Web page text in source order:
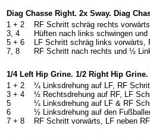
Diag Chasse Right. 2x Sway. Diag
1 + 2
3, 4
5 + 6
7, 8
RF Schritt schräg rechts
Hüften nach links schwingen
LF Schritt schräg links vorwärts,
RF Schritt nach rechts und ½
1/4 Left Hip Grine. 1/2 Right Hip
1 + 2
3 + 4
5
6
7 + 8
¼ Linksdrehung auf LF, RF
½ Rechtsdrehung auf RF, LF
¼ Linksdrehung auf LF & RF
½ Linksdrehung auf den
RF Schritt vorwärts, LF neben